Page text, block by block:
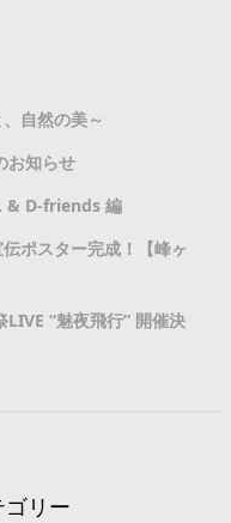
自然の美～
お知らせ
& D-friends 編
ポスター完成！【峰ヶ
“魅夜飛行” 開催決
ゴリー